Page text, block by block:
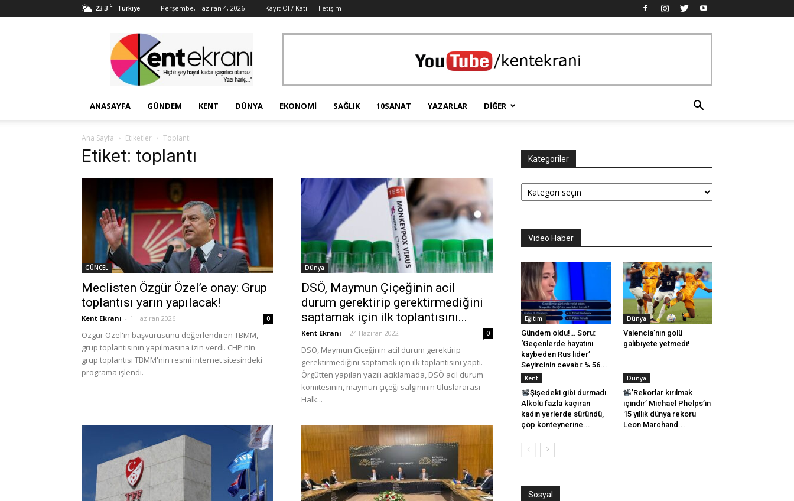
23.3 C Türkiye Perşembe, Haziran 4, 2026 Kayıt Ol / Katıl İletişim
Ekranı
ANASAYFA GÜNDEM KENT DÜNYA EKONOMI SAĞLIK 10SANAT YAZARLAR DIĞER
Ana Sayfa Etiketler Toplantı
Etiket: toplantı
GÜNCEL
Meclisten Özgür Özel’e onay: Grup
toplantısı yarın yapılacak!
Kent Ekranı - 1 Haziran 2026 0
Özgür Özel'in başvurusunu değerlendiren TBMM,
grup toplantısının yapılmasına izin verdi. CHP'nin
grup toplantısı TBMM'nin resmi internet sitesindeki
programa işlendi.
Dünya
DSÖ, Maymun Çiçeğinin acil
durum gerektirip gerektirmediğini
saptamak için ilk toplantısını...
Kent Ekranı - 24 Haziran 2022 0
DSÖ, Maymun Çiçeğinin acil durum gerektirip
gerektirmediğini saptamak için ilk toplantısını yaptı.
Örgütten yapılan yazılı açıklamada, DSÖ acil durum
komitesinin, maymun çiçeği salgınının Uluslararası
Halk...
Kategoriler
Kategoriler
Video Haber
Eğitim
Gündem oldu!… Soru:
‘Geçenlerde hayatını
kaybeden Rus lider’
Seyircinin cevabı: % 56...
Dünya
Valencia’nın golü
galibiyete yetmedi!
Kent
Şişedeki gibi durmadı.
Alkolü fazla kaçıran
kadın yerlerde süründü,
çöp konteynerine...
Dünya
’Rekorlar kırılmak
içindir’ Michael Phelps’in
15 yıllık dünya rekoru
Leon Marchand...
Sosyal